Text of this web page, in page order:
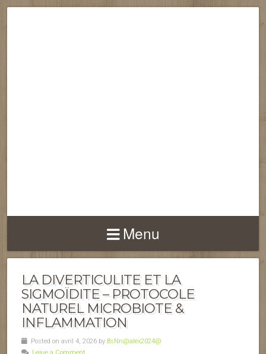
Menu
LA DIVERTICULITE ET LA
SIGMOÏDITE – PROTOCOLE
NATUREL MICROBIOTE &
INFLAMMATION
Posted on avril 4, 2026 by BsNn@alex2024@